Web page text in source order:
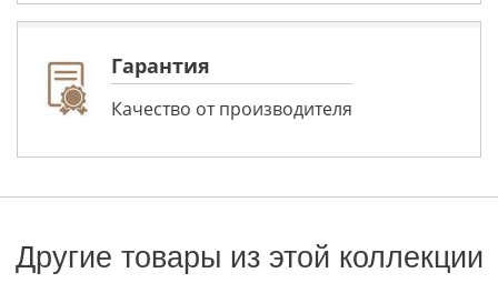
Гарантия
Качество от производителя
Другие товары из этой коллекции